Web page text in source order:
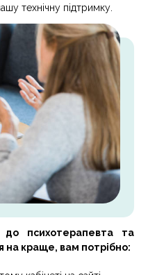
технічну підтримку.
психотерапевта та
на краще, вам потрібно: